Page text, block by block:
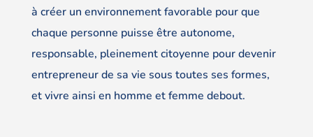
à créer un environnement favorable pour que
chaque personne puisse être autonome,
responsable, pleinement citoyenne pour devenir
entrepreneur de sa vie sous toutes ses formes,
et vivre ainsi en homme et femme debout.